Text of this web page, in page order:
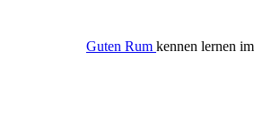
Guten Rum kennen lernen